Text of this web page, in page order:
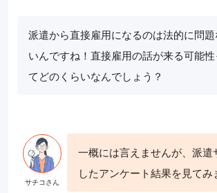
派遣から直接雇用になるのは法的に問題
いんですね！直接雇用の話が来る可能性
てどのくらいなんでしょう？
一概には言えませんが、派遣
したアンケート結果を見てみ